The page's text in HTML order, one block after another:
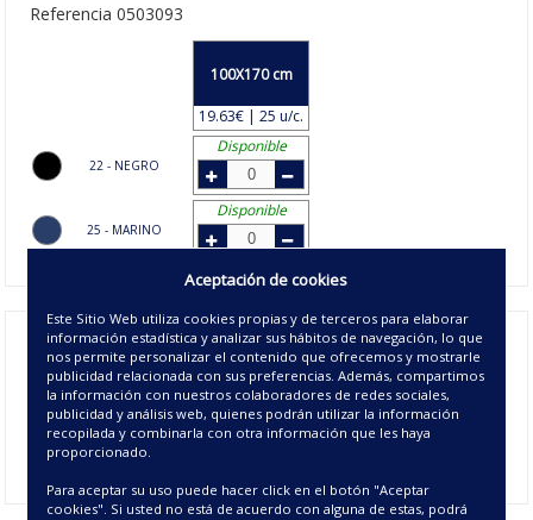
Referencia 0503093
22 - NEGRO
25 - MARINO
100X170 cm
19.63€ | 25 u/c.
Disponible
Disponible
Disfruta de la playa o la piscina sobre la suavidad de la toalla
de playa Zapatillas, gracias a su tejido tundido aterciopelado.
Sencillatoalla de playaen color azul marino que tiene como
estampado la imagen de unas zapatillas urbana, la hacen
ideal para todo tipo de personas.
Aceptación de cookies
Este Sitio Web utiliza cookies propias y de terceros para elaborar
información estadística y analizar sus hábitos de navegación, lo que
nos permite personalizar el contenido que ofrecemos y mostrarle
publicidad relacionada con sus preferencias. Además, compartimos
la información con nuestros colaboradores de redes sociales,
publicidad y análisis web, quienes podrán utilizar la información
recopilada y combinarla con otra información que les haya
proporcionado.
Para aceptar su uso puede hacer click en el botón "Aceptar
cookies". Si usted no está de acuerdo con alguna de estas, podrá